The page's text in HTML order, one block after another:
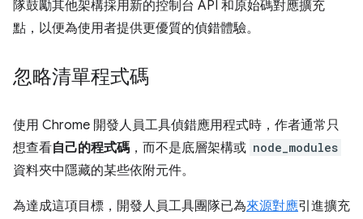
隊鼓勵其他架構採用新的控制台 API 和原始碼對應擴充
點，以便為使用者提供更優質的偵錯體驗。
忽略清單程式碼
使用 Chrome 開發人員工具偵錯應用程式時，作者通常只
想查看自己的程式碼 ，而不是底層架構或 node_modules
資料夾中隱藏的某些依附元件。
為達成這項目標，開發人員工具團隊已為來源對應引進擴充